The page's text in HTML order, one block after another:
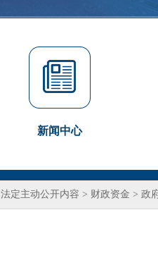
新闻中心
法定主动公开内容 > 财政资金 > 政